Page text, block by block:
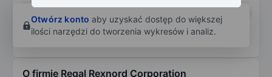
własnego
Otwórz konto aby uzyskać dostęp do większej
ilości narzędzi do tworzenia wykresów i analiz.
O firmie Regal Rexnord Corporation